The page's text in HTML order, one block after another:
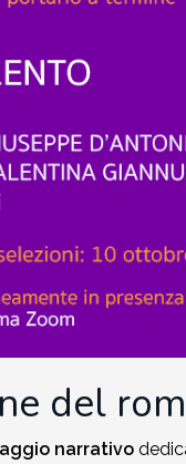
del
narrativo